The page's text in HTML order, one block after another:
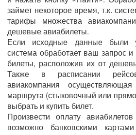
займет некоторое время, т.к.
тарифы множества
дешевые авиабилеты.
Если исходные данные были
система обработает ваш запрос
билеты, расположив их от
Также в расписании
авиакомпания
маршрута (стыковочный или
выбрать и купить билет.
Произвести оплату
возможно банковскими